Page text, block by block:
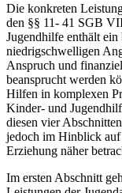
Die konkreten
den §§ 11- 41 SGB
Jugendhilfe enthält ein
niedrigschwelligen
Anspruch und
beansprucht werden
Hilfen in komplexen
Kinder- und
diesen vier
jedoch im Hinblick
Erziehung näher
Im ersten Abschnitt